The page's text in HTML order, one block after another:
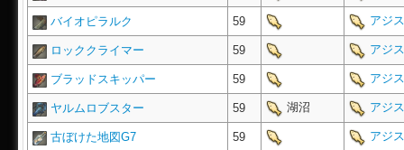
バイオピラルク 59 アジ
ロッククライマー 59 アジ
ブラッドスキッパー 59 アジ
ヤルムロブスター 59 湖沼 アジ
古ぼけた地図G7 59 アジ